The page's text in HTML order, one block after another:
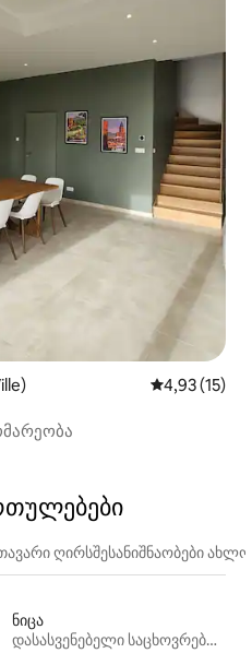
საშუალო
4,93 (15)
ღირსშესანიშნაობები
ნიცა
დასასვენებელი საცხოვრებლები